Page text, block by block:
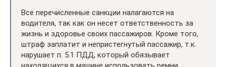
Все перечисленные санкции налагаются на
водителя, так как он несет ответственность за
жизнь и здоровье своих пассажиров. Кроме того,
штраф заплатит и непристегнутый пассажир, т.к.
нарушает п. 5.1 ПДД, который обязывает